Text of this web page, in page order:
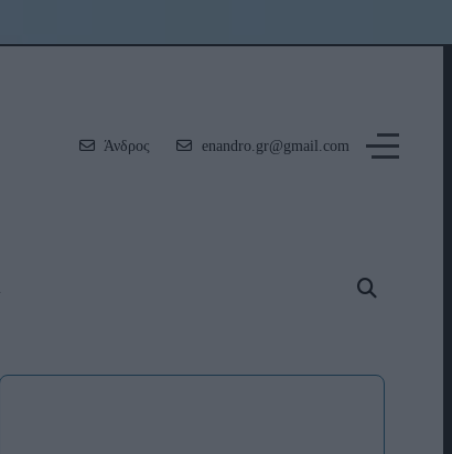
Άνδρος enandro.gr@gmail.com